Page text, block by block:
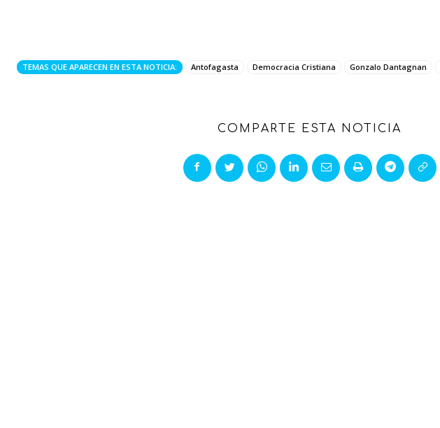
TEMAS QUE APARECEN EN ESTA NOTICIA: Antofagasta Democracia Cristiana Gonzalo Dantagnan
COMPARTE ESTA NOTICIA